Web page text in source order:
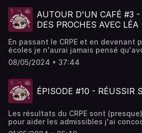
AUTOUR D'UN CAFÉ #3 -
DES PROCHES AVEC LÉA
En passant le CRPE et en devenant
écoles je n'aurai jamais pensé
qui te soutien serait si important.
Léa, ma bestie, on parle de son
écoute
08/05/2024 • 37:44
ÉPISODE #10 - RÉUSSIR
Les résultats du CRPE sont
pour aider les admissibles j'ai
mes conseils pour réussir les oraux.